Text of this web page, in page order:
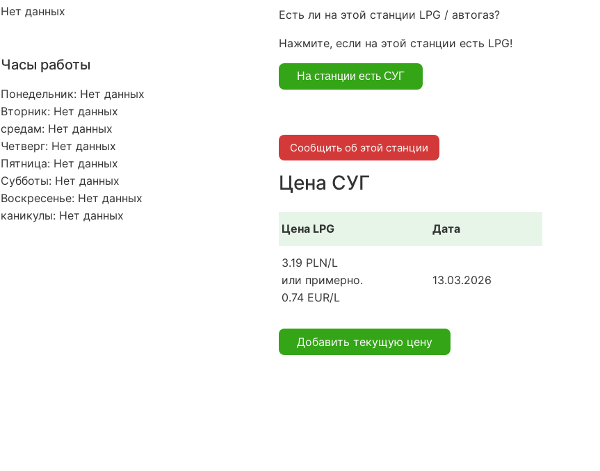
Нет данных
Часы работы
Понедельник: Нет данных
Вторник: Нет данных
средам: Нет данных
Четверг: Нет данных
Пятница: Нет данных
Субботы: Нет данных
Воскресенье: Нет данных
каникулы: Нет данных
Есть ли на этой станции LPG / автогаз?
Нажмите, если на этой станции есть LPG!
Сообщить об этой станции
Цена СУГ
Цена LPG Дата
3.19 PLN/L
или примерно.
0.74 EUR/L
13.03.2026
Добавить текущую цену